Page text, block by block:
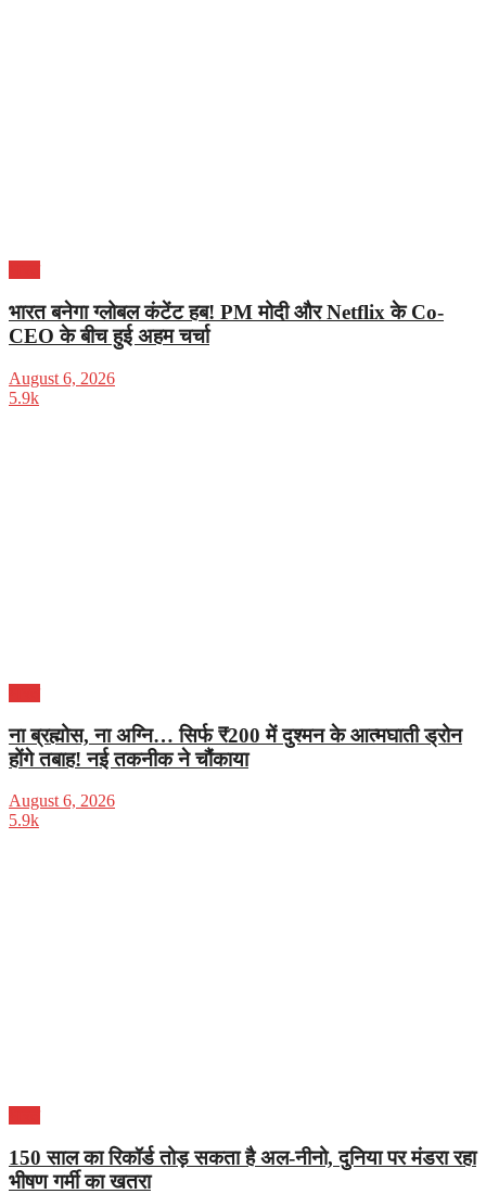
भारत बनेगा ग्लोबल कंटेंट हब! PM मोदी और Netflix के Co-
CEO के बीच हुई अहम चर्चा
August 6, 2026
5.9k
ना ब्रह्मोस, ना अग्नि… सिर्फ ₹200 में दुश्मन के आत्मघाती ड्रोन
होंगे तबाह! नई तकनीक ने चौंकाया
August 6, 2026
5.9k
150 साल का रिकॉर्ड तोड़ सकता है अल-नीनो, दुनिया पर मंडरा रहा
भीषण गर्मी का खतरा